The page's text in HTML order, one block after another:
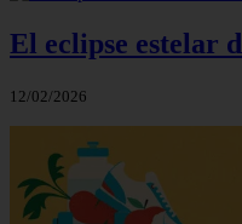
El eclipse estelar
12/02/2026